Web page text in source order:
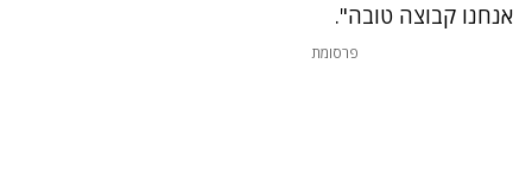
אנחנו קבוצה טובה".
פרסומת